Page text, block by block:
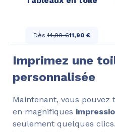
Dès14,90 €11,90 €
Imprimez une
personnalisée
Maintenant, vous pouvez
en magnifiques
seulement quelques